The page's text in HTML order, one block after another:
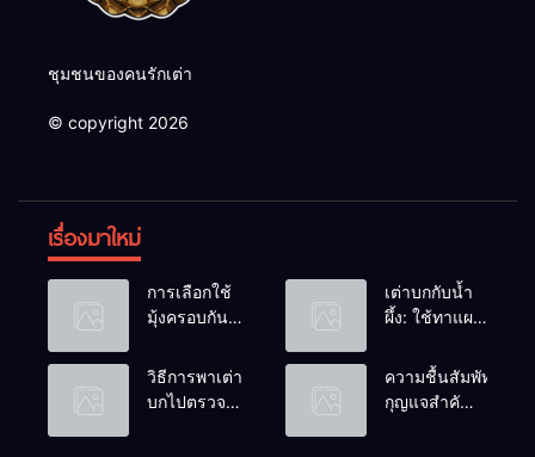
ชุมชนของคนรักเต่า
© copyright 2026
เรื่องมาใหม่
การเลือกใช้
มุ้งครอบกัน
วางไข่ในคอก
เต่า
เต่าบกกับน้ำ
ผึ้ง: ใช้ทาแผล
ดื่มได้ไหม?
วิธีการพาเต่า
บกไปตรวจ
ความชื้นสัมพัทธ์:
กุญแจสำคัญ